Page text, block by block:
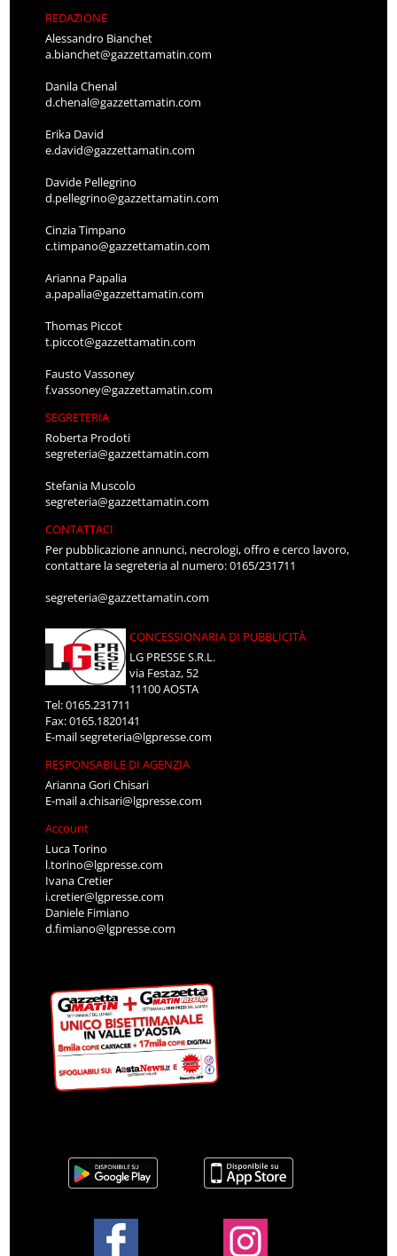
REDAZIONE
Alessandro Bianchet
a.bianchet@gazzettamatin.com
Danila Chenal
d.chenal@gazzettamatin.com
Erika David
e.david@gazzettamatin.com
Davide Pellegrino
d.pellegrino@gazzettamatin.com
Cinzia Timpano
c.timpano@gazzettamatin.com
Arianna Papalia
a.papalia@gazzettamatin.com
Thomas Piccot
t.piccot@gazzettamatin.com
Fausto Vassoney
f.vassoney@gazzettamatin.com
SEGRETERIA
Roberta Prodoti
segreteria@gazzettamatin.com
Stefania Muscolo
segreteria@gazzettamatin.com
CONTATTACI
Per pubblicazione annunci, necrologi, offro e cerco lavoro,
contattare la segreteria al numero: 0165/231711
segreteria@gazzettamatin.com
CONCESSIONARIA DI PUBBLICITÀ
LG PRESSE S.R.L.
via Festaz, 52
11100 AOSTA
Tel: 0165.231711
Fax: 0165.1820141
E-mailsegreteria@lgpresse.com
RESPONSABILE DI AGENZIA
Arianna Gori Chisari
E-maila.chisari@lgpresse.com
Account
Luca Torino
l.torino@lgpresse.com
Ivana Cretier
i.cretier@lgpresse.com
Daniele Fimiano
d.fimiano@lgpresse.com